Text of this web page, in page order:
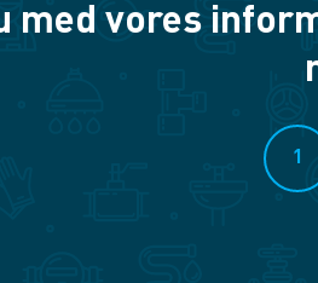
med vores
1